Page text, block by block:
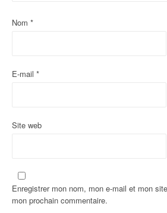
r
i
l
Nom *
E-mail *
Site web
Enregistrer mon nom, mon e-mail et mon
mon prochain commentaire.